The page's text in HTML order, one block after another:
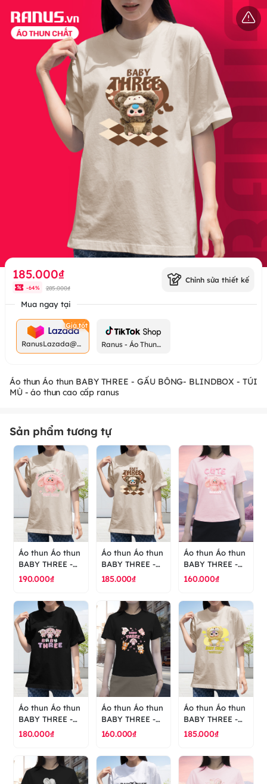
185.000₫
-64% 285.000₫
Chỉnh sửa thiết kế
Mua ngay tại
RanusLazada@g
mail.com
Ranus - Áo Thun
Áo thun Áo thun BABY THREE - GẤU BÔNG- BLINDBOX - TÚI
MÙ - áo thun cao cấp ranus
Sản phẩm tương tự
Áo thun Áo thun
BABY THREE -
GẤU BÔNG-
cao cấp ranus
190.000₫
Áo thun Áo thun
BABY THREE -
GẤU BÔNG-
cao cấp ranus
185.000₫
Áo thun Áo thun
BABY THREE -
GẤU BÔNG-
cao cấp ranus
160.000₫
Áo thun Áo thun
BABY THREE -
GẤU BÔNG-
cao cấp ranus
180.000₫
Áo thun Áo thun
BABY THREE -
GẤU BÔNG-
cao cấp ranus
160.000₫
Áo thun Áo thun
BABY THREE -
GẤU BÔNG-
cao cấp ranus
185.000₫